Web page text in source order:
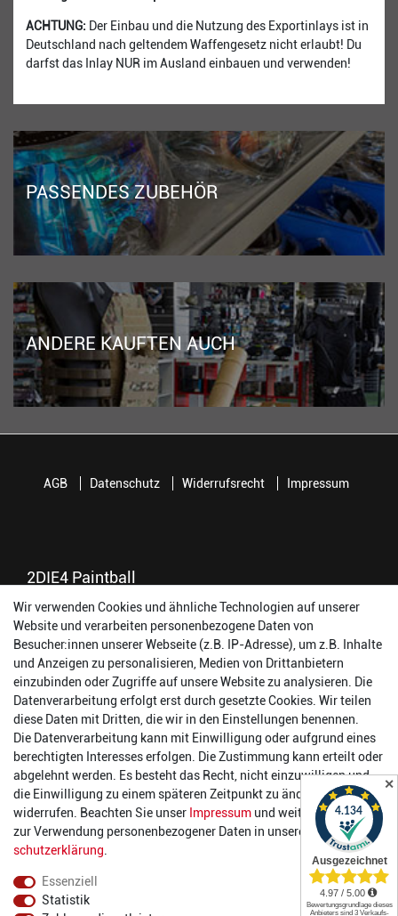
ACHTUNG: Der Einbau und die Nutzung des Exportinlays ist in
Deutschland nach geltendem Waffengesetz nicht erlaubt! Du
darfst das Inlay NUR im Ausland einbauen und verwenden!
PASSENDES ZUBEHÖR
ANDERE KAUFTEN AUCH
2DIE4 Paintball
56457 Westerburg
Reinhold-Ferger-Straße 26
order@2die4-sports.com
0 26 63/ 9 68 69 37
Öffnungszeiten
Montag:
14:00 - 17:00 Uhr
Dienstag:
14:00 - 17:00 Uhr
Mittwoch:
14:00 - 17:00 Uhr
Donnerstag:
14:00 - 17:00 Uhr
Freitag:
14:00 - 19:00 Uhr
Samstag:
10:00 - 17:00 Uhr
AGB Datenschutz Widerrufsrecht Impressum
Wir verwenden Cookies und ähnliche Technologien auf unserer
Website und verarbeiten personenbezogene Daten von
Besucher:innen unserer Webseite (z.B. IP-Adresse), um z.B. Inhalte
und Anzeigen zu personalisieren, Medien von Drittanbietern
einzubinden oder Zugriffe auf unsere Website zu analysieren. Die
Datenverarbeitung erfolgt erst durch gesetzte Cookies. Wir teilen
diese Daten mit Dritten, die wir in den Einstellungen benennen.
Die Datenverarbeitung kann mit Einwilligung oder aufgrund eines
berechtigten Interesses erfolgen. Die Zustimmung kann erteilt oder
abgelehnt werden. Es besteht das Recht, nicht einzuwilligen und
die Einwilligung zu einem späteren Zeitpunkt zu ändern oder zu
widerrufen. Beachten Sie unser Impressum und weitere Hinweise
zur Verwendung personenbezogener Daten in unserer
Daten­
schutz­erklärung
Essenziell
Statistik
✕